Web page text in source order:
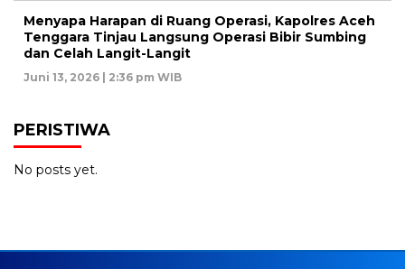
Menyapa Harapan di Ruang Operasi, Kapolres Aceh
Tenggara Tinjau Langsung Operasi Bibir Sumbing
dan Celah Langit-Langit
Juni 13, 2026 | 2:36 pm WIB
PERISTIWA
No posts yet.